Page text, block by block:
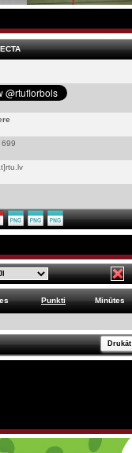
Punkti Minūtes
Drukāt